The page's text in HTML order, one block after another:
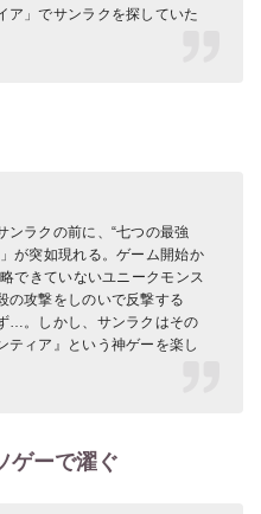
ア」でサンラクを探していた
ンラクの前に、“七つの最強
が突如現れる。ゲーム開始か
できていないユニークモンス
の攻撃をしのいで反撃する
…。しかし、サンラクはその
ティア』という神ゲーを楽し
ゲーで濯ぐ